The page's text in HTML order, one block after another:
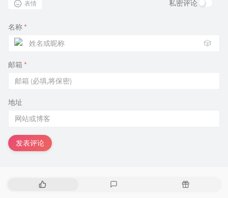
表情 私密评论
名称 *
🎲
邮箱 *
地址
发表评论
热
随